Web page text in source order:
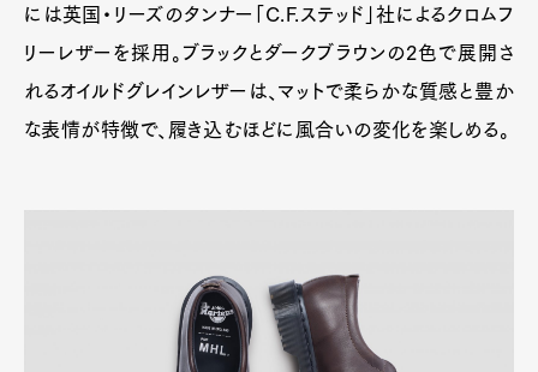
には英国・リーズのタンナー「C.F.ステッド」社によるクロムフ
リーレザーを採用。ブラックとダークブラウンの2色で展開さ
れるオイルドグレインレザーは、マットで柔らかな質感と豊か
な表情が特徴で、履き込むほどに風合いの変化を楽しめる。